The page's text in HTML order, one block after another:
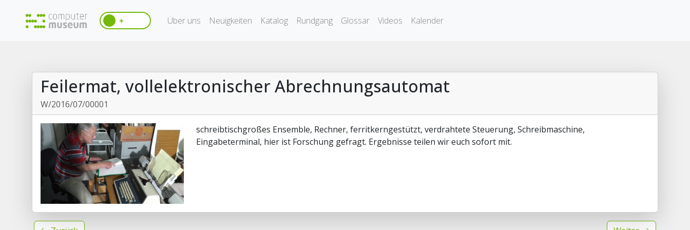
☀️ Über uns Neuigkeiten Katalog Rundgang Glossar Videos Kalender
Feilermat, vollelektronischer Abrechnungsautomat
W/2016/07/00001
schreibtischgroßes Ensemble, Rechner, ferritkerngestützt, verdrahtete Steuerung, Schreibmaschine,
Eingabeterminal, hier ist Forschung gefragt. Ergebnisse teilen wir euch sofort mit.